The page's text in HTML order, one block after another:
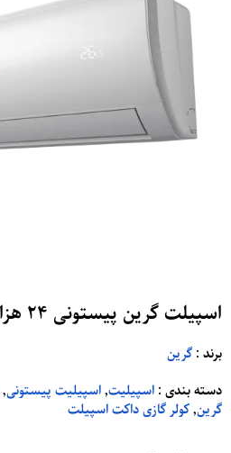
اسپیلت گرین پیستونی 24 هزار
برند : گرین
دسته بندی : اسپیلیت,اسپیلیت پیستونی,
گرین,کولر گازی داکت اسپیلت